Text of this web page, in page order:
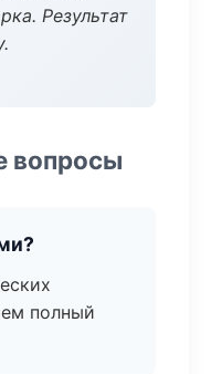
Результат
вопросы
полный